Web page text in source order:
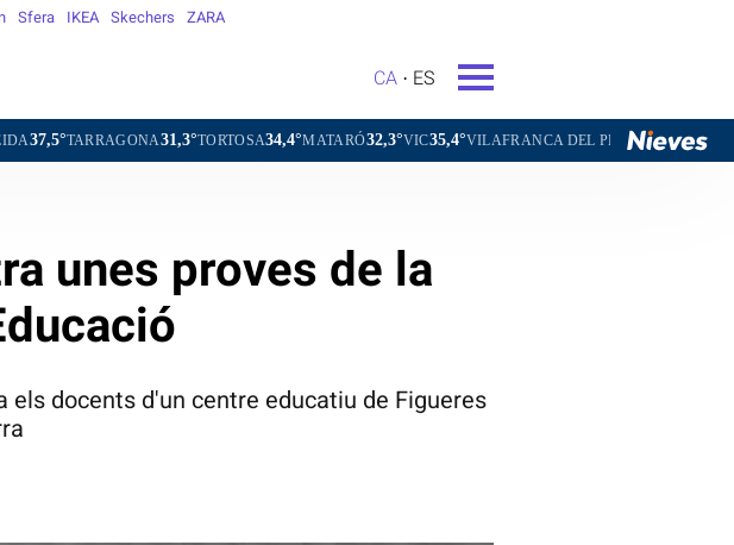
Sfera IKEA Skechers ZARA
CA ES
31,3°TORTOSA34,4°MATARÓ32,3°VIC35,4°VILAFRANCA DEL PENEDÈS31,8° VILANOVA I LA
unes proves de la
els docents d'un centre educatiu de Figueres